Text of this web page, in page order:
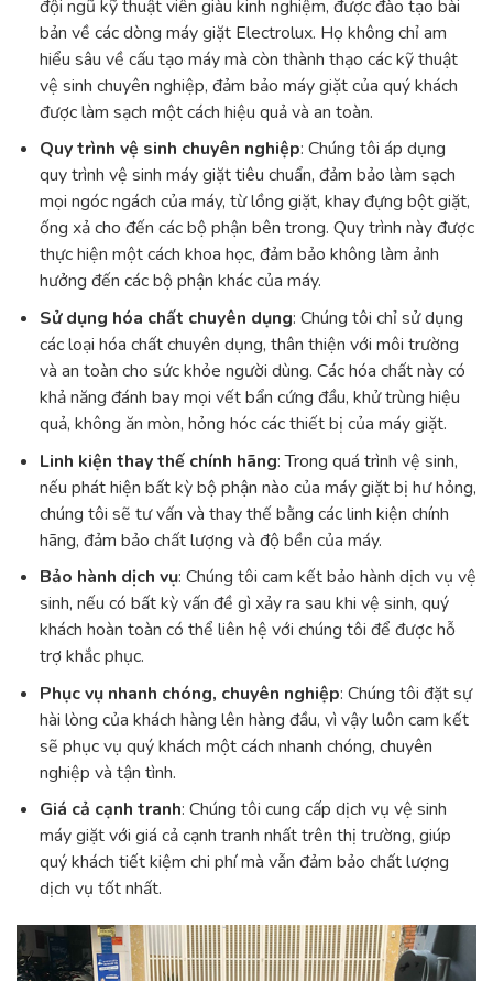
đội ngũ kỹ thuật viên giàu kinh nghiệm, được đào tạo bài
bản về các dòng máy giặt Electrolux. Họ không chỉ am
hiểu sâu về cấu tạo máy mà còn thành thạo các kỹ thuật
vệ sinh chuyên nghiệp, đảm bảo máy giặt của quý khách
được làm sạch một cách hiệu quả và an toàn.
Quy trình vệ sinh chuyên nghiệp: Chúng tôi áp dụng
quy trình vệ sinh máy giặt tiêu chuẩn, đảm bảo làm sạch
mọi ngóc ngách của máy, từ lồng giặt, khay đựng bột giặt,
ống xả cho đến các bộ phận bên trong. Quy trình này được
thực hiện một cách khoa học, đảm bảo không làm ảnh
hưởng đến các bộ phận khác của máy.
Sử dụng hóa chất chuyên dụng: Chúng tôi chỉ sử dụng
các loại hóa chất chuyên dụng, thân thiện với môi trường
và an toàn cho sức khỏe người dùng. Các hóa chất này có
khả năng đánh bay mọi vết bẩn cứng đầu, khử trùng hiệu
quả, không ăn mòn, hỏng hóc các thiết bị của máy giặt.
Linh kiện thay thế chính hãng: Trong quá trình vệ sinh,
nếu phát hiện bất kỳ bộ phận nào của máy giặt bị hư hỏng,
chúng tôi sẽ tư vấn và thay thế bằng các linh kiện chính
hãng, đảm bảo chất lượng và độ bền của máy.
Bảo hành dịch vụ: Chúng tôi cam kết bảo hành dịch vụ vệ
sinh, nếu có bất kỳ vấn đề gì xảy ra sau khi vệ sinh, quý
khách hoàn toàn có thể liên hệ với chúng tôi để được hỗ
trợ khắc phục.
Phục vụ nhanh chóng, chuyên nghiệp: Chúng tôi đặt sự
hài lòng của khách hàng lên hàng đầu, vì vậy luôn cam kết
sẽ phục vụ quý khách một cách nhanh chóng, chuyên
nghiệp và tận tình.
Giá cả cạnh tranh: Chúng tôi cung cấp dịch vụ vệ sinh
máy giặt với giá cả cạnh tranh nhất trên thị trường, giúp
quý khách tiết kiệm chi phí mà vẫn đảm bảo chất lượng
dịch vụ tốt nhất.